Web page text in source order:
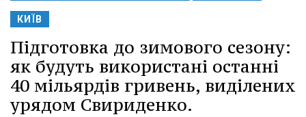
КИЇВ
Підготовка до зимового сезону:
як будуть використані останні
40 мільярдів гривень, виділених
урядом Свириденко.